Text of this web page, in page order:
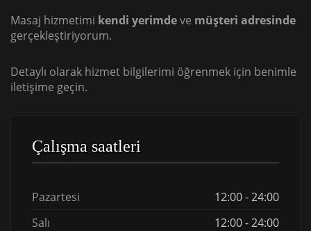
Masaj hizmetimi kendi yerimdeve müşteri adresinde
gerçekleştiriyorum.
Detaylı olarak hizmet bilgilerimi öğrenmek için benimle
iletişime geçin.
Çalışma saatleri
Pazartesi
12:00 - 24:00
Salı
12:00 - 24:00